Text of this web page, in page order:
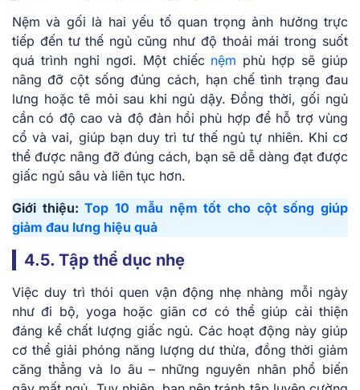
Nệm và gối là hai yếu tố quan trọng ảnh hưởng trực
tiếp đến tư thế ngủ cũng như độ thoải mái trong suốt
quá trình nghỉ ngơi. Một chiếc nệm phù hợp sẽ giúp
nâng đỡ cột sống đúng cách, hạn chế tình trạng đau
lưng hoặc tê mỏi sau khi ngủ dậy. Đồng thời, gối ngủ
cần có độ cao và độ đàn hồi phù hợp để hỗ trợ vùng
cổ và vai, giúp bạn duy trì tư thế ngủ tự nhiên. Khi cơ
thể được nâng đỡ đúng cách, bạn sẽ dễ dàng đạt được
giấc ngủ sâu và liên tục hơn.
Giới thiệu:Top 10 mẫu nệm tốt cho cột sống giúp
giảm đau lưng hiệu quả
4.5. Tập thể dục nhẹ
Việc duy trì thói quen vận động nhẹ nhàng mỗi ngày
như đi bộ, yoga hoặc giãn cơ có thể giúp cải thiện
đáng kể chất lượng giấc ngủ. Các hoạt động này giúp
cơ thể giải phóng năng lượng dư thừa, đồng thời giảm
căng thẳng và lo âu – những nguyên nhân phổ biến